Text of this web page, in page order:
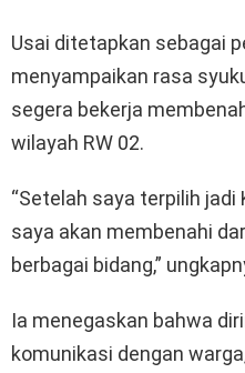
Usai ditetapkan sebagai
menyampaikan rasa
segera bekerja
wilayah RW 02.
“Setelah saya terpilih jadi
saya akan membenahi
berbagai bidang,”
Ia menegaskan bahwa
komunikasi dengan